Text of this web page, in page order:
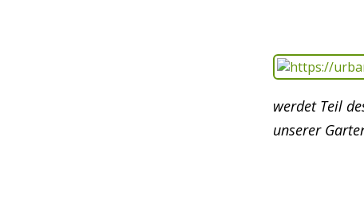
werdet Teil
unserer